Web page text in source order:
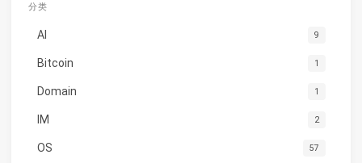
分类
AI 9
Bitcoin 1
Domain 1
IM 2
OS 57